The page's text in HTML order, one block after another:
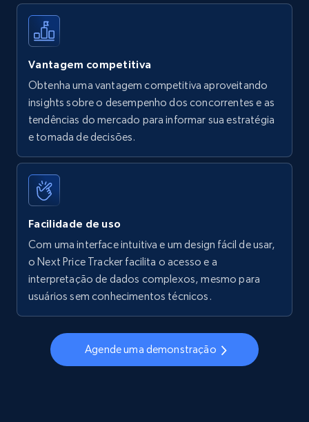
Specifications, Image urls, Top reviews, and
more.
5.6K+ 875+
Walmart - products - Find new products by
using specific category URL
URL, Final price, Sku, Currency, Gtin,
Specifications, Image urls, Top reviews, and
more.
Walmart - products - Collects products by
specific keywords
URL, Final price, Sku, Currency, Gtin,
Specifications, Image urls, Top reviews, and
Vantagem competitiva
Obtenha uma vantagem competitiva aproveitando
insights sobre o desempenho dos concorrentes e as
tendências do mercado para informar sua estratégia
e tomada de decisões.
Facilidade de uso
Com uma interface intuitiva e um design fácil de usar,
o Next Price Tracker facilita o acesso e a
interpretação de dados complexos, mesmo para
usuários sem conhecimentos técnicos.
Agende uma demonstração